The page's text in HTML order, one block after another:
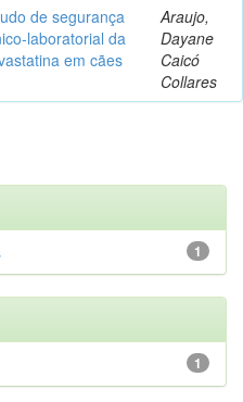
de segurança
laboratorial da
em cães
Araujo,
Dayane
Caicó
Collares
1
1